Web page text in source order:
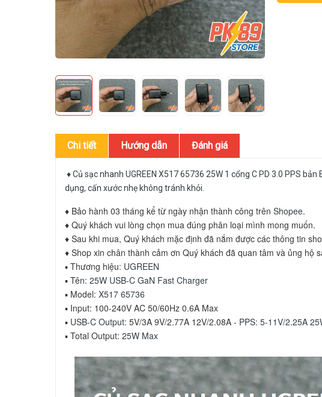
Chi tiết Hướng dẫn Đánh giá
♦Củ sạc nhanh UGREEN X517 65736 25W 1 cổng C PD 3.0 PPS bản
dụng, cấn xước nhẹ không tránh khỏi.
♦ Bảo hành 03 tháng kể từ ngày nhận thành công trên Shopee.
♦ Quý khách vui lòng chọn mua đúng phân loại mình mong muốn.
♦ Sau khi mua, Quý khách mặc định đã nắm được các thông tin
♦ Shop xin chân thành cảm ơn Quý khách đã quan tâm và ủng hộ
▪ Thương hiệu: UGREEN
▪ Tên: 25W USB-C GaN Fast Charger
▪ Model: X517 65736
▪ Input: 100-240V AC 50/60Hz 0.6A Max
▪ USB-C Output: 5V/3A 9V/2.77A 12V/2.08A - PPS: 5-11V/2.25A
▪ Total Output: 25W Max